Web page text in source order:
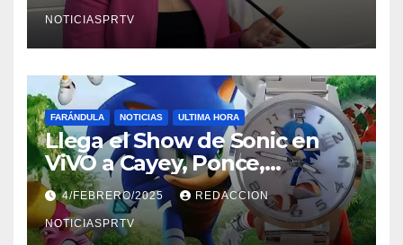
NOTICIASPRTV
FARÁNDULA NOTICIAS ULTIMA HORA
Llega el Show de Sonic en
ViVO a Cayey, Ponce,
Barceloneta y Humacao,
Relojes gratis para el que
compre ahora….
4/FEBRERO/2025 REDACCION
NOTICIASPRTV